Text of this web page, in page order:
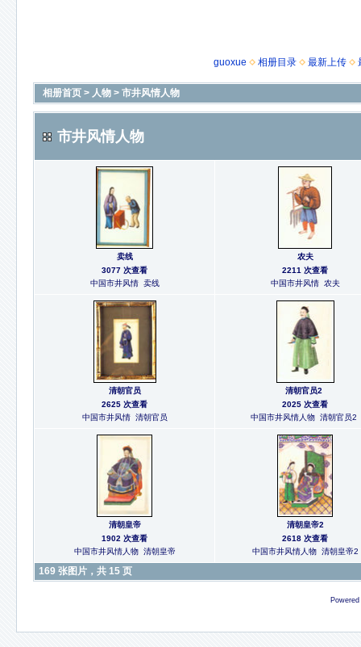
guoxue 相册目录 最新上传
相册首页 > 人物 > 市井风情人物
市井风情人物
卖线
3077 次查看
中国市井风情 卖线
农夫
2211 次查看
中国市井风情 农夫
清朝官员
2625 次查看
中国市井风情 清朝官员
清朝官员2
2025 次查看
中国市井风情人物 清朝官员2
清朝皇帝
1902 次查看
中国市井风情人物 清朝皇帝
清朝皇帝2
2618 次查看
中国市井风情人物 清朝皇帝2
169 张图片，共 15 页